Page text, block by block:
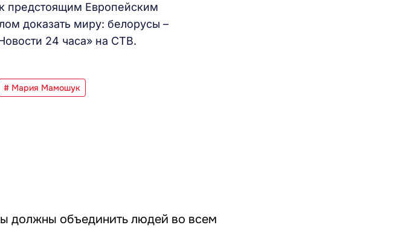
предстоящим Европейским
доказать миру: белорусы –
24 часа» на СТВ.
# Мария Мамошук
должны объединить людей во всем